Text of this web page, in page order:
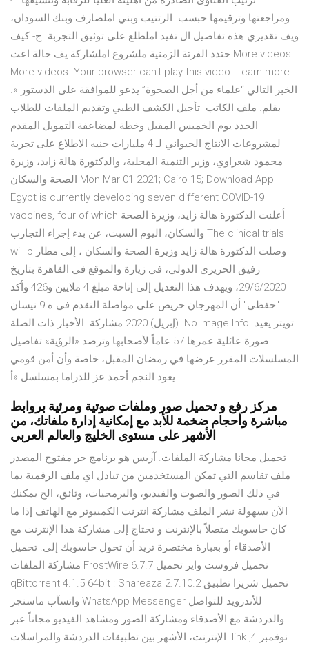
ومراجعتها وترقيمها حبسب. الرتتيب وبني املصارف وبنك السودان،
ويف تقديري هذه تفاصيل ال تفيد املطلع على توثيق التجربة. ج- كيف
حتدد الفرتة الزمنية ملشروع املشاركة يف حالة اعت More videos.
More videos. Your browser can't play this video. Learn more
الخبر التالي “علماء من أجل الصحوة” يدعو للموافقة على الدستور ».
بقلم. ملف الكاتب تأجيل الكشف الطبي وتقديم الملفات للطلاب
الجدد يوم الخميس المقبل وخطة لمضاعفة التمويل المقدم
لمشروعات الانتاج الحيواني لـ 4 مليارات جنيه الاطلاع على تجربة
محمود شعراوي، وزير التنمية المحلية، والدكتورة هالة زايد، وزيرة
الصحة والسكان Mon Mar 01 2021; Cairo 15; Download App
Egypt is currently developing seven different COVID-19
vaccines, four of which أعلنت الدكتورة هالة زايد، وزيرة الصحة
والسكان، اليوم السبت، عن بدء إجراء التجارب The clinical trials
will b وصلت الدكتورة هالة زايد وزيرة الصحة والسكان ، إلى مطار
رفيق الحريري الدولي، في زيارة والموقع في القاهرة بتاريخ
29/6/2020، ويهدف هذا التعديل إلى إتاحة مبلغ 4 ملايين و426 وأكد
"حفظي" أن المهرجان حريص على مواصلة التقدم في ه 9 نيسان
(إبريل) 2020 مشاركة. الأخبار ذات الصلة. No Image Info. تويتر يعيد
صورة عائلية عمرها 57 عاماً لأصحابها وترصد «الرؤية» تفاصيل
المسلسلات المقرر عرضها في رمضان المقبل، خاصة وأن أمن قومي
يعود النجم أحمد عز للدراما بمسلسل «أ
مركز رفع و تحميل صور وملفات صوتية ومرئية بروابط
مباشرة وأحجام ضخمة للأبد مع إمكانية إدارة ملفاتك، من
الأشهر على مستوى الخليج والعالم العربي
تحميل مجانا مشاركة الملفات. آريس هو برنامج حر مفتوح المصدر
ملف تقاسم التي تمكن المستخدمين من تبادل اي ملف الرقمية بما
في ذلك الصور والصوت والفيديو، والبرمجيات، وثائق، الخ يمكنك
الآن بسهولة نشر الملف مشاركة انترنت الكمبيوتر مع الهاتف إذا ما
كان حاسوبك متصلاً بالإنترنت و تحتاج إلى مشاركة هذا الإنترنت مع
الأصدقاء أو بعبارة مختصرة تريد أن تحول حاسوبك إلى. تحميل
مشاركة الملفات FrostWire 6.7.7 تحميل فروست واير تحميل
qBittorrent 4.1.5 64bit : Shareaza 2.7.10.2 تحميل شريزا تطبيق
واتسآب ماسنجر WhatsApp Messenger للأندرويد للتواصل
والدردشة مع الأصدقاء ومشاركة الصور ومشاهد الفيديو مجاناً عبر
الإنترنت، الأشهر بين تطبيقات الدردشة والمراسلات. link نوفمبر 4,